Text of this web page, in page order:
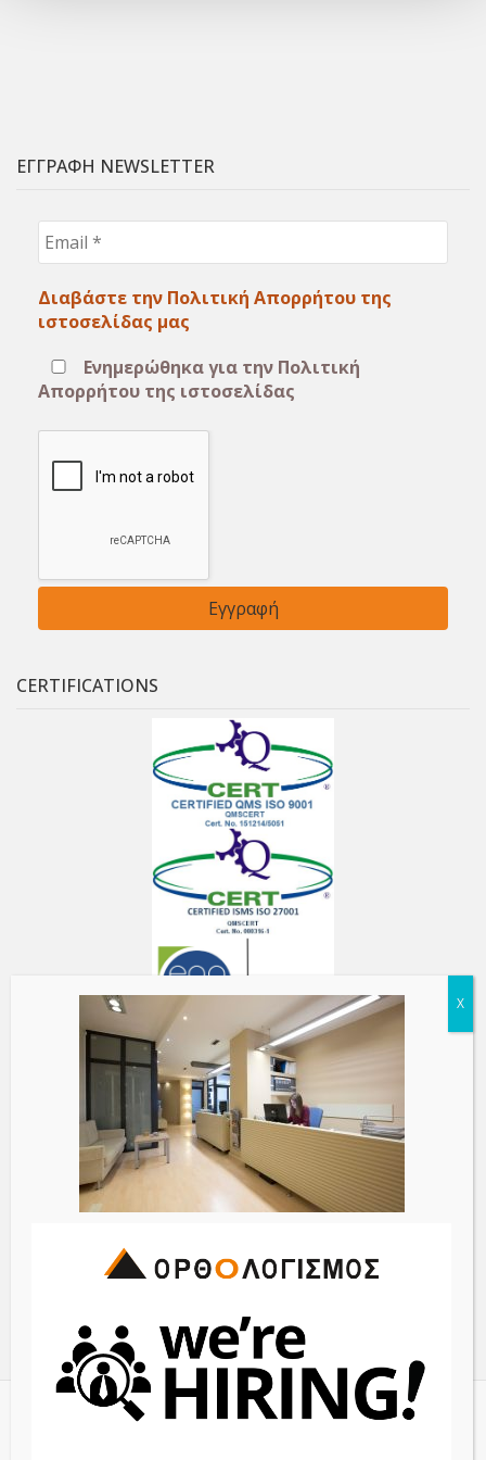
ΕΓΓΡΑΦΗ NEWSLETTER
Διαβάστε την Πολιτική Απορρήτου της
ιστοσελίδας μας
Ενημερώθηκα για την Πολιτική
Απορρήτου της ιστοσελίδας
CERTIFICATIONS
© 2017 ORTHOLOGISMOS S.A. - All Rights Reserved | Powered